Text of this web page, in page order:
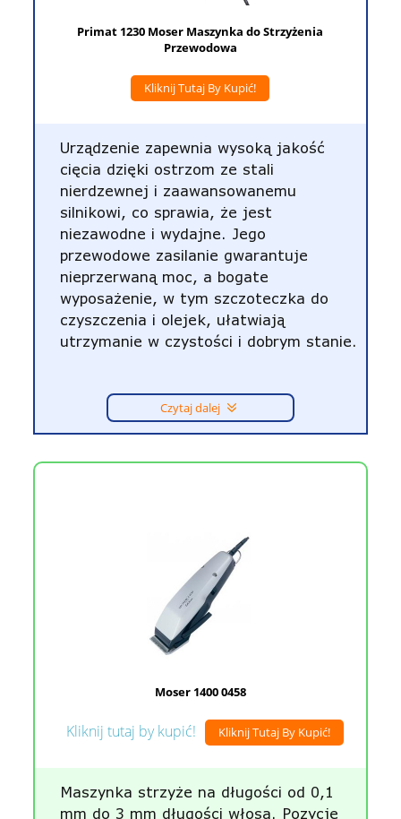
Primat 1230 Moser Maszynka do Strzyżenia
Przewodowa
Kliknij Tutaj By Kupić!
Urządzenie zapewnia wysoką jakość
cięcia dzięki ostrzom ze stali
nierdzewnej i zaawansowanemu
silnikowi, co sprawia, że jest
niezawodne i wydajne. Jego
przewodowe zasilanie gwarantuje
nieprzerwaną moc, a bogate
wyposażenie, w tym szczoteczka do
czyszczenia i olejek, ułatwiają
utrzymanie w czystości i dobrym stanie.
Czytaj dalej
Moser 1400 0458
Kliknij tutaj by kupić! Kliknij Tutaj By Kupić!
Maszynka strzyże na długości od 0,1
mm do 3 mm długości włosa. Pozycje